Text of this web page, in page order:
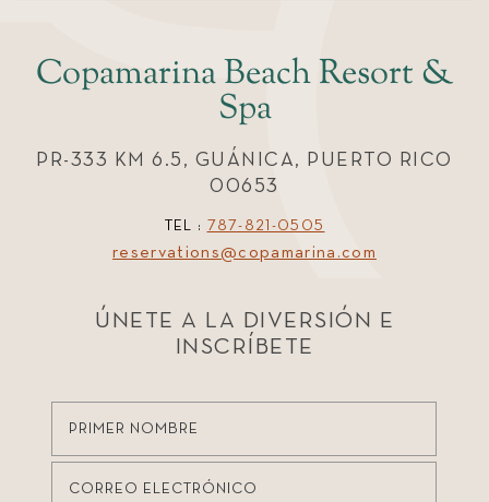
Copamarina Beach Resort &
Spa
PR-333 KM 6.5, GUÁNICA, PUERTO RICO
00653
TEL : 787-821-0505
reservations@copamarina.com
ÚNETE A LA DIVERSIÓN E
INSCRÍBETE